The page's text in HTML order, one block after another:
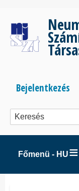
tartalomra
Bejelentkezés
menüje
Bejelentkezés
Főmenü - HU